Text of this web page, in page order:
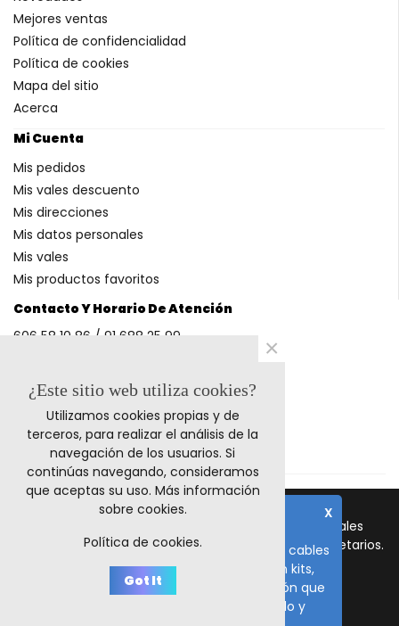
Contacto Y Horario De Atención
606 58 10 86 / 91 688 25 99
Métodos De Pago
Mejores ventas
Política de confidencialidad
Política de cookies
Mapa del sitio
Acerca
Mi Cuenta
Mis pedidos
Mis vales descuento
Mis direcciones
Mis datos personales
Mis vales
Mis productos favoritos
© 2023 Retrocables. Los logos y marcas comerciales
mencionadas corresponden a sus respectivos propietarios.
Todos los precios incluyen I.V.A.
X
El plazo de fabricación de todos los cables
es de 10-15 días laborables, salvo en kits,
repuestos y fuentes de alimentación que
tenemos stock inmediato. Un saludo y
¿Este sitio web utiliza cookies?
Utilizamos cookies propias y de
terceros, para realizar el análisis de la
navegación de los usuarios. Si
continúas navegando, consideramos
que aceptas su uso. Más información
sobre cookies.
Política de cookies.
Got It
×